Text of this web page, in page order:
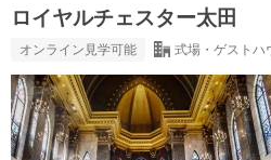
ロイヤルチェスター太田
オンライン見学可能 式場・ゲストハ